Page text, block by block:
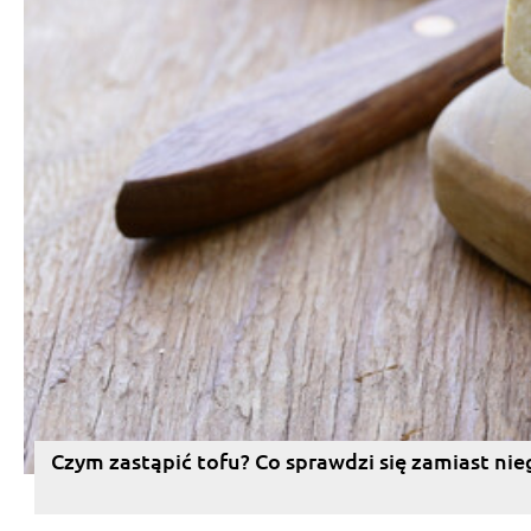
Czym zastąpić tofu? Co sprawdzi się zamiast